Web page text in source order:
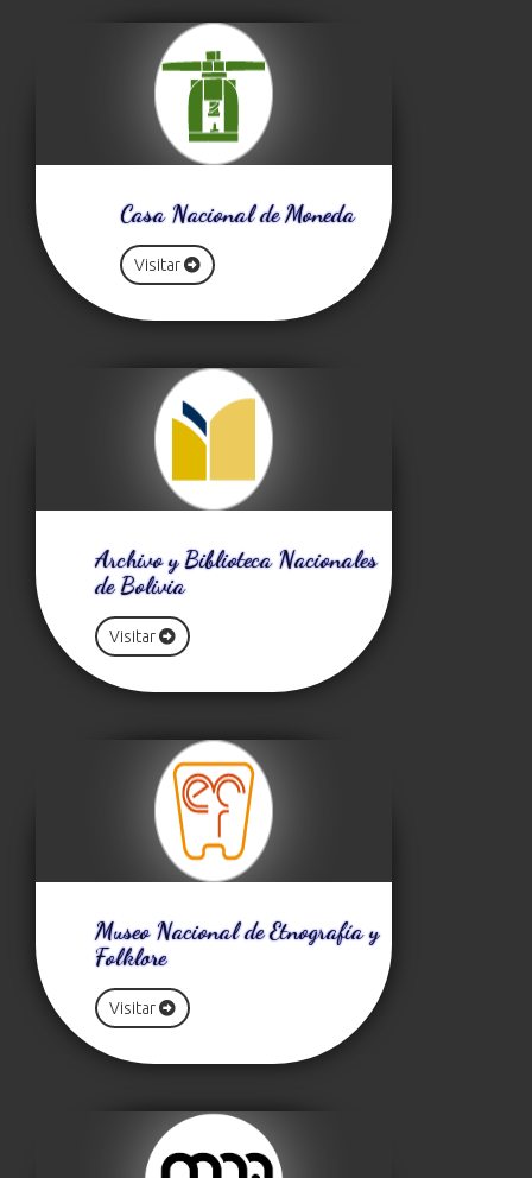
Casa Nacional de Moneda
Visitar
Archivo y Biblioteca Nacionales
de Bolivia
Visitar
Museo Nacional de Etnografía y
Folklore
Visitar